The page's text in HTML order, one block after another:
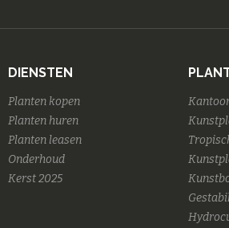
DIENSTEN
Planten kopen
Planten huren
Planten leasen
Onderhoud
Kerst 2025